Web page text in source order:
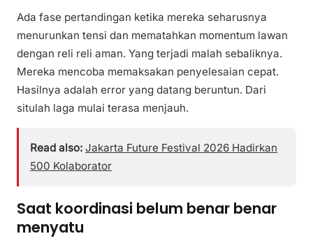
Ada fase pertandingan ketika mereka seharusnya
menurunkan tensi dan mematahkan momentum lawan
dengan reli reli aman. Yang terjadi malah sebaliknya.
Mereka mencoba memaksakan penyelesaian cepat.
Hasilnya adalah error yang datang beruntun. Dari
situlah laga mulai terasa menjauh.
Read also: Jakarta Future Festival 2026 Hadirkan
500 Kolaborator
Saat koordinasi belum benar benar
menyatu